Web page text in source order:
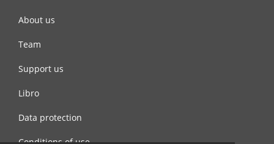
About us
Team
Support us
Libro
Data protection